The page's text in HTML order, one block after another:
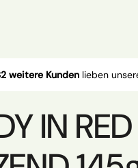
weitere Kunden lieben
IN